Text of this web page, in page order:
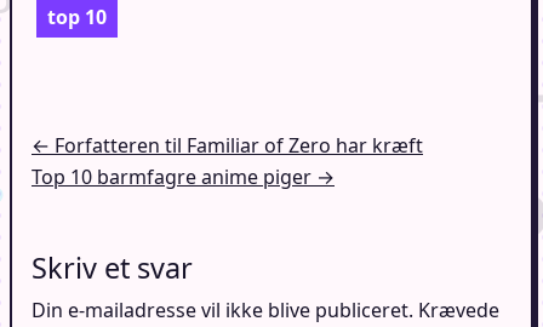
top 10
Indlægsnavigation
← Forfatteren til Familiar of Zero har kræft
Top 10 barmfagre anime piger →
Skriv et svar
Din e-mailadresse vil ikke blive publiceret. Krævede